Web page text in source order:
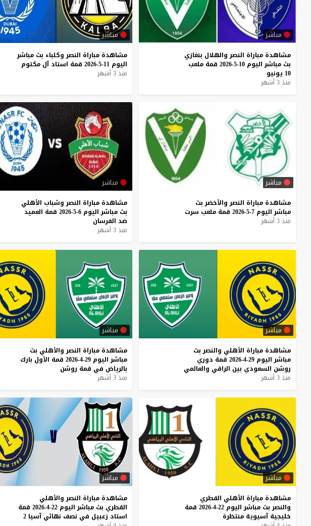
مباشر
مشاهدة مباراة النصر والهلال بنغازي
بث مباشر اليوم 10-5-2026 قمة ملعب
10 يونيو
منذ 3 أشهر
مباشر
مشاهدة مباراة النصر وكلباء بث مباشر
اليوم 11-5-2026 قمة استاد آل مكتوم
منذ 3 أشهر
مباشر
مشاهدة مباراة النصر والأخضر بث
مباشر اليوم 7-5-2026 قمة ملعب سرت
منذ 3 أشهر
مباشر
مشاهدة مباراة النصر وشباب الأهلي
بث مباشر اليوم 6-5-2026 قمة العميد
ضد الفرسان
منذ 3 أشهر
مباشر
مشاهدة مباراة الأهلي والنصر بث
مباشر اليوم 29-4-2026 قمة دوري
روشن السعودي بين الراقي والعالمي
منذ 3 أشهر
مباشر
مشاهدة مباراة النصر والأهلي بث
مباشر اليوم 29-4-2026 قمة الأول بارك
بالرياض في قمة روشن
منذ 3 أشهر
مباشر
مشاهدة مباراة الأهلي القطري
والنصر بث مباشر اليوم 22-4-2026
قمة
خليجية آسيوية منتظرة
مباشر
مشاهدة مباراة النصر والأهلي
القطري بث مباشر اليوم 22-4-2026
قمة
استاد زعبيل في نصف نهائي آسيا 2